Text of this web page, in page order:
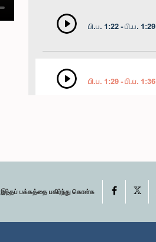
பி.ப. 1:22 - பி.ப. 1:29
பி.ப. 1:29 - பி.ப. 1:36
பி.ப. 1:44 - பி.ப. 1:53
இந்தப் பக்கத்தை பகிர்ந்து கொள்க Facebook